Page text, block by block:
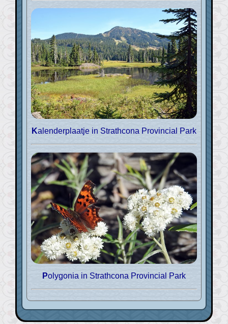
Kalenderplaatje in Strathcona Provincial Park
Polygonia in Strathcona Provincial Park